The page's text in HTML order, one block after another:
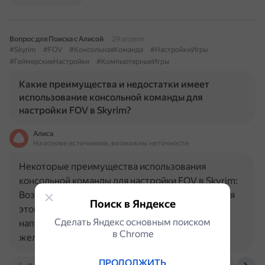
Вопрос для Поиска с Алисой
29 апреля
#Skyrim
#FOV #КонсольнаяКоманда
#НастройкиИгры
#ГеймерскиеНастройки
#КомпьютерныеИгры
Какие преимущества и недостатки имеет
использование консольной команды для
настройки FOV в Skyrim?
Алиса
На основе источников, возможны неточности
Некоторые преимущества использования
консольной команды для настройки FOV в Skyrim:
Возможность быстро изменить угол обзора. Для
этого нужно запустить игру, зайти в консоль,
написать команду и число, которое обозначает
желаемый угол (например…
Поиск в Яндексе
Сделать Яндекс основным поиском
в Сhrome
ПРОДОЛЖИТЬ